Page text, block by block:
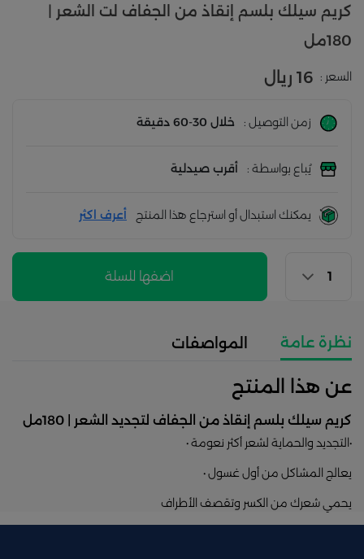
كريم سيلك بلسم إنقاذ من الجفاف لت الشعر |
180مل
السعر : 16 ريال
زمن التوصيل : خلال 30-60 دقيقة
يُباع بواسطة : أقرب صيدلية
يمكنك استبدال أو استرجاع هذا المنتج أعرف اكثر
اضفها للسلة
نظرة عامة المواصفات
عن هذا المنتج
كريم سيلك بلسم إنقاذ من الجفاف لتجديد الشعر | 180مل
•التجديد والحماية لشعر أكثر نعومة •
يعالج المشاكل من أول غسول •
يحمي شعرك من الكسر وتقصف الأطراف